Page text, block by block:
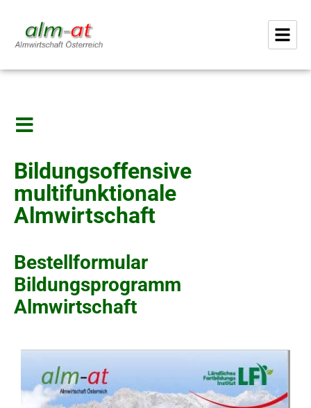
Bildungsoffensive
multifunktionale
Almwirtschaft
Bestellformular
Bildungsprogramm
Almwirtschaft